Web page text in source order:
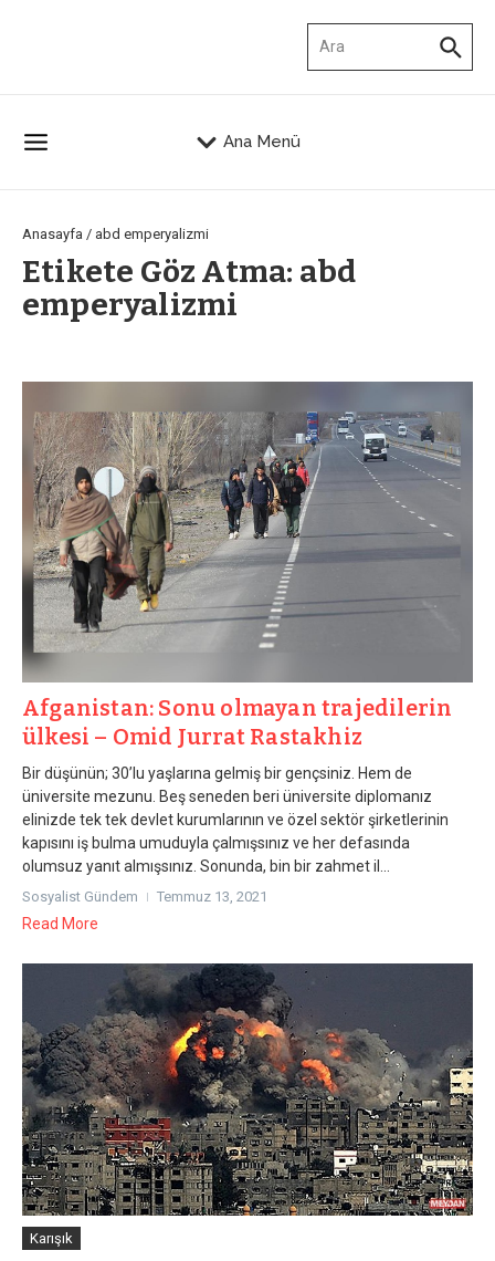
Ana Menü
Anasayfa / abd emperyalizmi
Etikete Göz Atma: abd
emperyalizmi
Afganistan: Sonu olmayan trajedilerin
ülkesi – Omid Jurrat Rastakhiz
Bir düşünün; 30’lu yaşlarına gelmiş bir gençsiniz. Hem de
üniversite mezunu. Beş seneden beri üniversite diplomanız
elinizde tek tek devlet kurumlarının ve özel sektör şirketlerinin
kapısını iş bulma umuduyla çalmışsınız ve her defasında
olumsuz yanıt almışsınız. Sonunda, bin bir zahmet il...
Sosyalist Gündem Temmuz 13, 2021
Read More
Karışık